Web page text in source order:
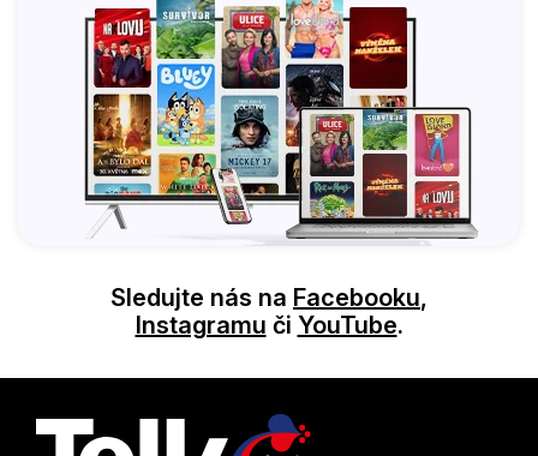
Sledujte nás na Facebooku,
Instagramu či YouTube.